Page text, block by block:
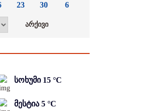
23 30 6
სოხუმი 15 °C
მესტია 5 °C